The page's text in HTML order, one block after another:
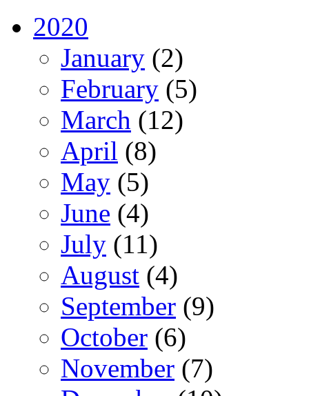
2020
January (2)
February (5)
March (12)
April (8)
May (5)
June (4)
July (11)
August (4)
September (9)
October (6)
November (7)